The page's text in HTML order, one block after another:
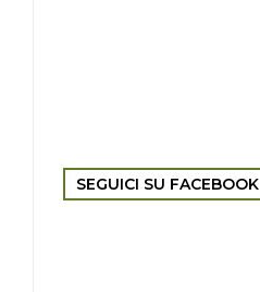
SEGUICI SU FACEBOOK